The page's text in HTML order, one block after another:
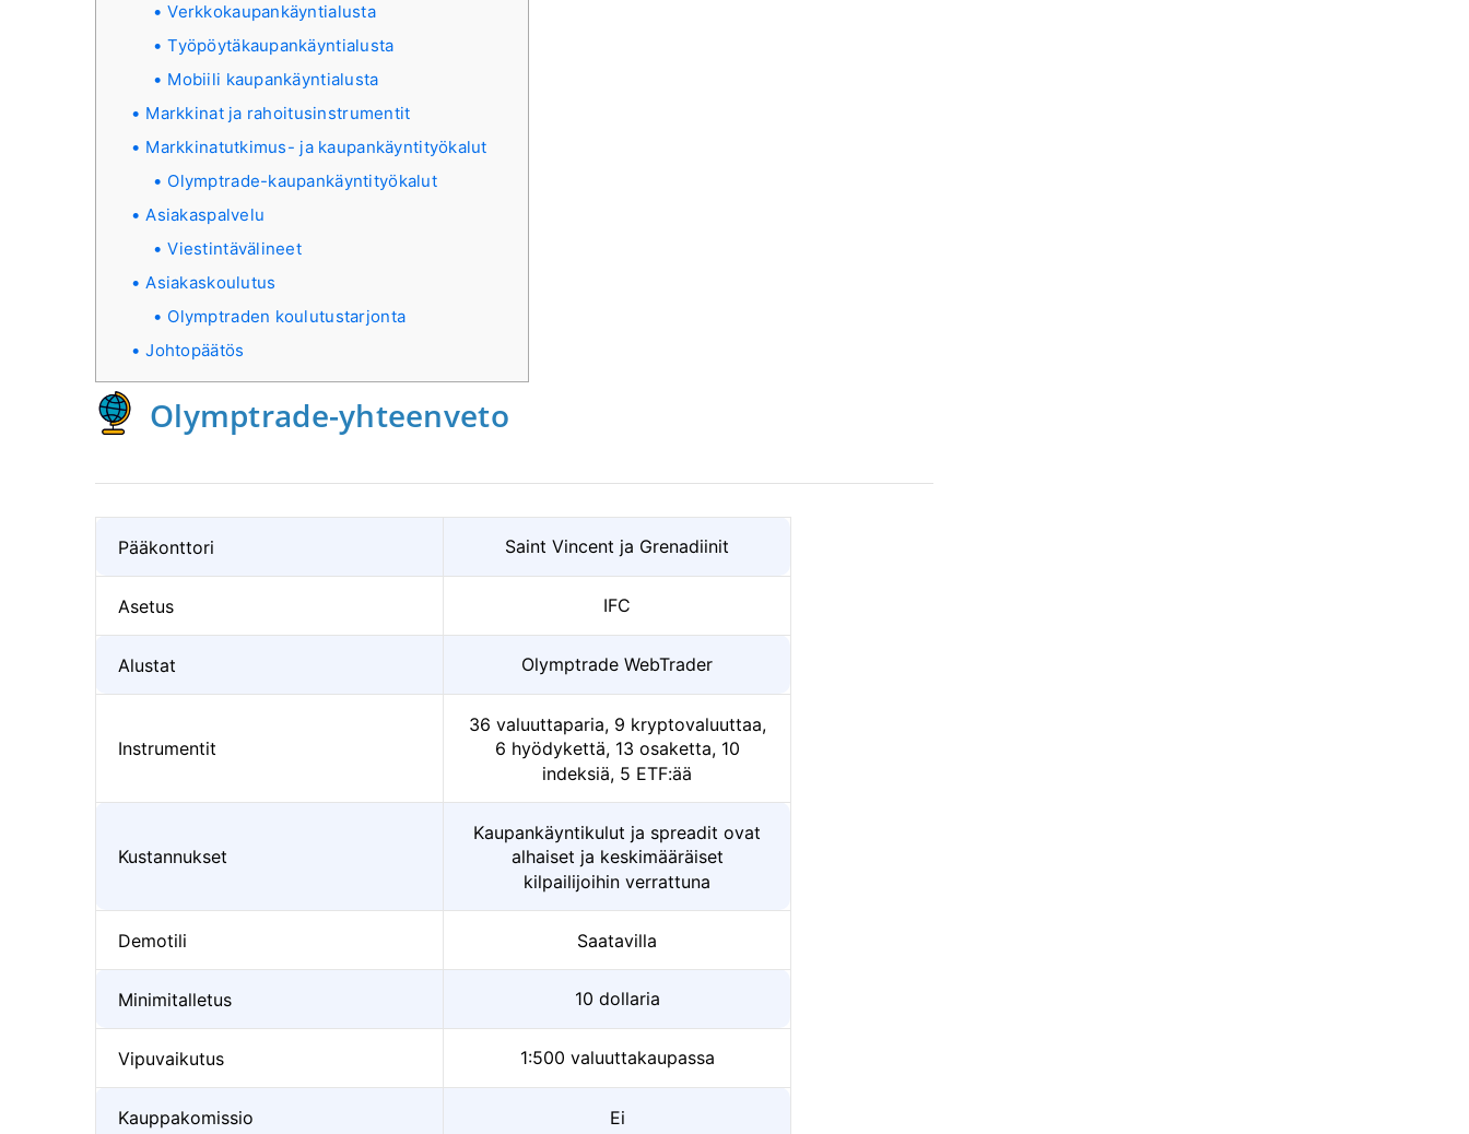
Verkkokaupankäyntialusta
Työpöytäkaupankäyntialusta
Mobiili kaupankäyntialusta
Markkinat ja rahoitusinstrumentit
Markkinatutkimus- ja kaupankäyntityökalut
Olymptrade-kaupankäyntityökalut
Asiakaspalvelu
Viestintävälineet
Asiakaskoulutus
Olymptraden koulutustarjonta
Johtopäätös
Olymptrade-yhteenveto
Pääkonttori Saint Vincent ja Grenadiinit
Asetus IFC
Alustat Olymptrade WebTrader
Instrumentit
36 valuuttaparia, 9 kryptovaluuttaa,
6 hyödykettä, 13 osaketta, 10
indeksiä, 5 ETF:ää
Kustannukset
Kaupankäyntikulut ja spreadit ovat
alhaiset ja keskimääräiset
kilpailijoihin verrattuna
Demotili Saatavilla
Minimitalletus 10 dollaria
Vipuvaikutus 1:500 valuuttakaupassa
Kauppakomissio Ei